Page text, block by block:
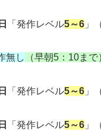
「発作レベル5～6 」
無し （早朝5：10まで
「発作レベル5～6 」
「発作レベル5～6 」